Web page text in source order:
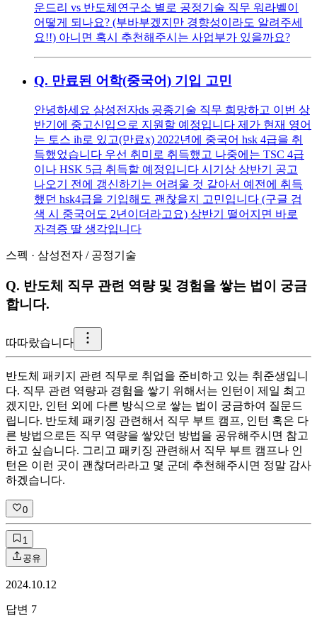
운드리 vs 반도체연구소 별로 공정기술 직무 워라벨이
어떻게 되나요? (부바부겠지만 경향성이라도 알려주세
요!!) 아니면 혹시 추천해주시는 사업부가 있을까요?
Q. 만료된 어학(중국어) 기입 고민
안녕하세요 삼성전자ds 공종기술 직무 희망하고 이번 상
반기에 중고신입으로 지원할 예정입니다 제가 현재 영어
는 토스 ih로 있고(만료x) 2022년에 중국어 hsk 4급을 취
득했었습니다 우선 취미로 취득했고 나중에는 TSC 4급
이나 HSK 5급 취득할 예정입니다 시기상 상반기 공고
나오기 전에 갱신하기는 어려울 것 같아서 예전에 취득
했던 hsk4급을 기입해도 괜찮을지 고민입니다 (구글 검
색 시 중국어도 2년이더라고요) 상반기 떨어지면 바로
자격증 딸 생각입니다
스펙 · 삼성전자 / 공정기술
Q. 반도체 직무 관련 역량 및 경험을 쌓는 법이 궁금
합니다.
따따랐습니다
반도체 패키지 관련 직무로 취업을 준비하고 있는 취준생입니
다. 직무 관련 역량과 경험을 쌓기 위해서는 인턴이 제일 최고
겠지만, 인턴 외에 다른 방식으로 쌓는 법이 궁금하여 질문드
립니다. 반도체 패키징 관련해서 직무 부트 캠프, 인턴 혹은 다
른 방법으로든 직무 역량을 쌓았던 방법을 공유해주시면 참고
하고 싶습니다. 그리고 패키징 관련해서 직무 부트 캠프나 인
턴은 이런 곳이 괜찮더라라고 몇 군데 추천해주시면 정말 감사
하겠습니다.
0
1
공유
2024.10.12
답변 7